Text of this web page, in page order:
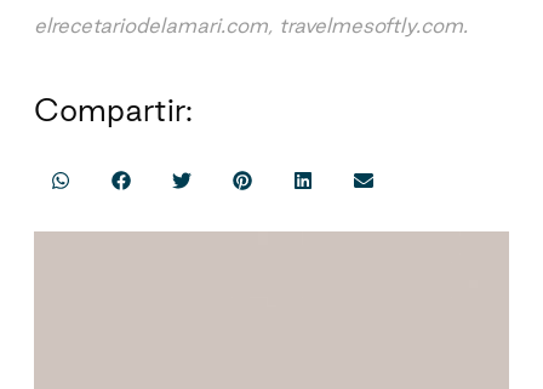
elrecetariodelamari.com, travelmesoftly.com.
Compartir: